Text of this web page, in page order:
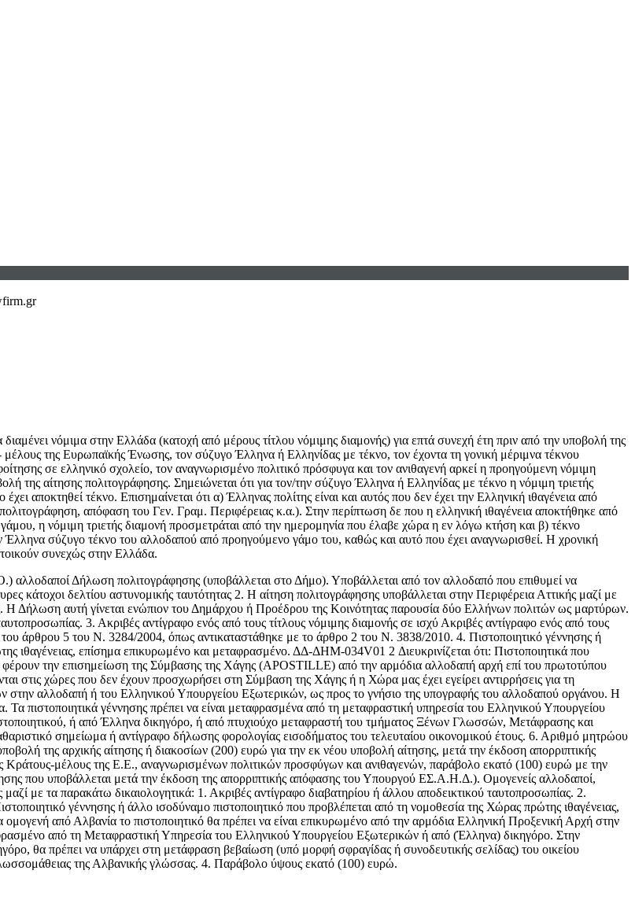
νόμιμα στην Ελλάδα (κατοχή από μέρους τίτλου νόμιμης διαμονής) για επτά συνεχή έτη πριν από την υποβολή της
μέλους της Ευρωπαϊκής Ένωσης, τον σύζυγο Έλληνα ή Ελληνίδας με τέκνο, τον έχοντα τη γονική μέριμνα τέκνου
σε ελληνικό σχολείο, τον αναγνωρισμένο πολιτικό πρόσφυγα και τον ανιθαγενή αρκεί η προηγούμενη νόμιμη
της αίτησης πολιτογράφησης. Σημειώνεται ότι για τον/την σύζυγο Έλληνα ή Ελληνίδας με τέκνο η νόμιμη τριετής
αποκτηθεί τέκνο. Επισημαίνεται ότι α) Έλληνας πολίτης είναι και αυτός που δεν έχει την Ελληνική ιθαγένεια από
απόφαση του Γεν. Γραμ. Περιφέρειας κ.α.). Στην περίπτωση δε που η ελληνική ιθαγένεια αποκτήθηκε από
η νόμιμη τριετής διαμονή προσμετράται από την ημερομηνία που έλαβε χώρα η εν λόγω κτήση και β) τέκνο
Έλληνα σύζυγο τέκνο του αλλοδαπού από προηγούμενο γάμο του, καθώς και αυτό που έχει αναγνωρισθεί. Η χρονική
συνεχώς στην Ελλάδα.
αλλοδαποί Δήλωση πολιτογράφησης (υποβάλλεται στο Δήμο). Υποβάλλεται από τον αλλοδαπό που επιθυμεί να
κάτοχοι δελτίου αστυνομικής ταυτότητας 2. Η αίτηση πολιτογράφησης υποβάλλεται στην Περιφέρεια Αττικής μαζί με
Η Δήλωση αυτή γίνεται ενώπιον του Δημάρχου ή Προέδρου της Κοινότητας παρουσία δύο Ελλήνων πολιτών ως μαρτύρων.
3. Ακριβές αντίγραφο ενός από τους τίτλους νόμιμης διαμονής σε ισχύ Ακριβές αντίγραφο ενός από τους
άρθρου 5 του Ν. 3284/2004, όπως αντικαταστάθηκε με το άρθρο 2 του Ν. 3838/2010. 4. Πιστοποιητικό γέννησης ή
ιθαγένειας, επίσημα επικυρωμένο και μεταφρασμένο. ΔΔ-ΔΗΜ-034V01 2 Διευκρινίζεται ότι: Πιστοποιητικά που
την επισημείωση της Σύμβασης της Χάγης (ΑPOSTILLE) από την αρμόδια αλλοδαπή αρχή επί του πρωτοτύπου
στις χώρες που δεν έχουν προσχωρήσει στη Σύμβαση της Χάγης ή η Χώρα μας έχει εγείρει αντιρρήσεις για τη
αλλοδαπή ή του Ελληνικού Υπουργείου Εξωτερικών, ως προς το γνήσιο της υπογραφής του αλλοδαπού οργάνου. Η
πιστοποιητικά γέννησης πρέπει να είναι μεταφρασμένα από τη μεταφραστική υπηρεσία του Ελληνικού Υπουργείου
ή από Έλληνα δικηγόρο, ή από πτυχιούχο μεταφραστή του τμήματος Ξένων Γλωσσών, Μετάφρασης και
σημείωμα ή αντίγραφο δήλωσης φορολογίας εισοδήματος του τελευταίου οικονομικού έτους. 6. Αριθμό μητρώου
της αρχικής αίτησης ή διακοσίων (200) ευρώ για την εκ νέου υποβολή αίτησης, μετά την έκδοση απορριπτικής
μέλους της Ε.Ε., αναγνωρισμένων πολιτικών προσφύγων και ανιθαγενών, παράβολο εκατό (100) ευρώ με την
που υποβάλλεται μετά την έκδοση της απορριπτικής απόφασης του Υπουργού ΕΣ.Α.Η.Δ.). Ομογενείς αλλοδαποί,
με τα παρακάτω δικαιολογητικά: 1. Ακριβές αντίγραφο διαβατηρίου ή άλλου αποδεικτικού ταυτοπροσωπίας. 2.
γέννησης ή άλλο ισοδύναμο πιστοποιητικό που προβλέπεται από τη νομοθεσία της Χώρας πρώτης ιθαγένειας,
από Αλβανία το πιστοποιητικό θα πρέπει να είναι επικυρωμένο από την αρμόδια Ελληνική Προξενική Αρχή στην
από τη Μεταφραστική Υπηρεσία του Ελληνικού Υπουργείου Εξωτερικών ή από (Έλληνα) δικηγόρο. Στην
θα πρέπει να υπάρχει στη μετάφραση βεβαίωση (υπό μορφή σφραγίδας ή συνοδευτικής σελίδας) του οικείου
της Αλβανικής γλώσσας. 4. Παράβολο ύψους εκατό (100) ευρώ.